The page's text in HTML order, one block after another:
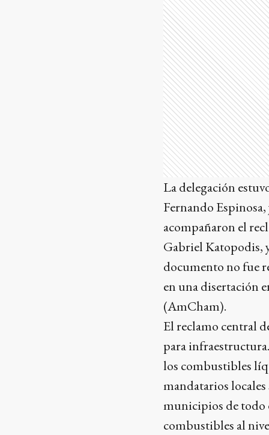
La delegación
Fernando
acompañaron el
Gabriel Katopodis,
documento no fue
en una disertación
(AmCham).
El reclamo central
para
los combustibles
mandatarios
municipios de todo
combustibles al